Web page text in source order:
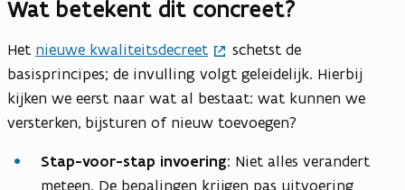
Wat betekent dit concreet?
Het nieuwe kwaliteitsdecreet
schetst de
basisprincipes; de invulling volgt geleidelijk. Hierbij
kijken we eerst naar wat al bestaat: wat kunnen we
versterken, bijsturen of nieuw toevoegen?
Stap-voor-stap invoering: Niet alles verandert
meteen. De bepalingen krijgen pas uitvoering